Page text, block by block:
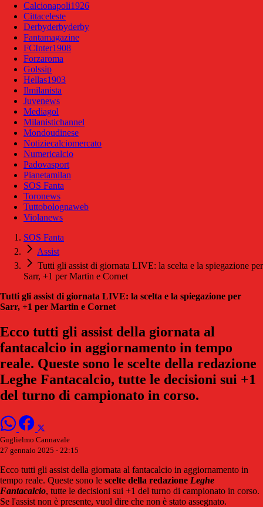
Calcionapoli1926
Cittaceleste
Derbyderbyderby
Fantamagazine
FCInter1908
Forzaroma
Golssip
Hellas1903
Ilmilanista
Juvenews
Mediagol
Milanistichannel
Mondoudinese
Notiziecalciomercato
Numericalcio
Padovasport
Pianetamilan
SOS Fanta
Toronews
Tuttobolognaweb
Violanews
SOS Fanta
Assist
Tutti gli assist di giornata LIVE: la scelta e la spiegazione per
Sarr, +1 per Martin e Cornet
Tutti gli assist di giornata LIVE: la scelta e la spiegazione per
Sarr, +1 per Martin e Cornet
Ecco tutti gli assist della giornata al
fantacalcio in aggiornamento in tempo
reale. Queste sono le scelte della redazione
Leghe Fantacalcio, tutte le decisioni sui +1
del turno di campionato in corso.
Guglielmo Cannavale
27 gennaio 2025 - 22:15
Ecco tutti gli assist della giornata al fantacalcio in aggiornamento in
tempo reale. Queste sono le scelte della redazione Leghe
Fantacalcio, tutte le decisioni sui +1 del turno di campionato in corso.
Se l'assist non è presente, vuol dire che non è stato assegnato.